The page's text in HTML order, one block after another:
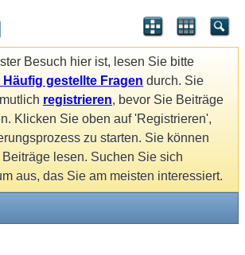
Besuch hier ist, lesen Sie bitte
Häufig gestellte Fragen durch. Sie
registrieren, bevor Sie Beiträge
Klicken Sie oben auf 'Registrieren',
zu starten. Sie können
lesen. Suchen Sie sich
aus, das Sie am meisten interessiert.